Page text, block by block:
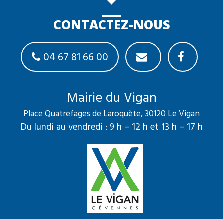
CONTACTEZ-NOUS
04 67 81 66 00
Mairie du Vigan
Place Quatrefages de Laroquète, 30120 Le Vigan
Du lundi au vendredi : 9 h – 12 h et 13 h – 17 h